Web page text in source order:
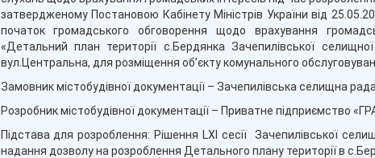
затвердженому Постановою Кабінету Міністрів України від
початок громадського обговорення щодо врахування
«Детальний план території с.Бердянка Зачепилівської
вул.Центральна, для розміщення об’єкту комунального
Замовник містобудівної документації – Зачепилівська селищна рада.
Розробник містобудівної документації – Приватне підприємство
Підстава для розроблення: Рішення LXI сесії Зачепилівської
надання дозволу на розроблення Детального плану території в